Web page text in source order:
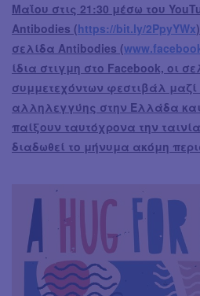
Μαΐου στις 21:30 μέσω του
Antibodies (https://bit.ly/2PpyYWx
σελίδα Antibodies (
ίδια στιγμη στο Facebook, οι
συμμετεχόντων φεστιβάλ
αλληλεγγύης στην Ελλάδα και
παίξουν ταυτόχρονα την
διαδωθεί το μήνυμα ακόμη